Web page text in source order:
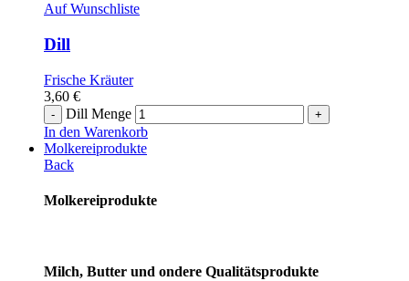
Auf Wunschliste
Dill
Frische Kräuter
3,60 €
Dill Menge
In den Warenkorb
Molkereiprodukte
Back
Molkereiprodukte
Milch, Butter und ondere Qualitätsprodukte